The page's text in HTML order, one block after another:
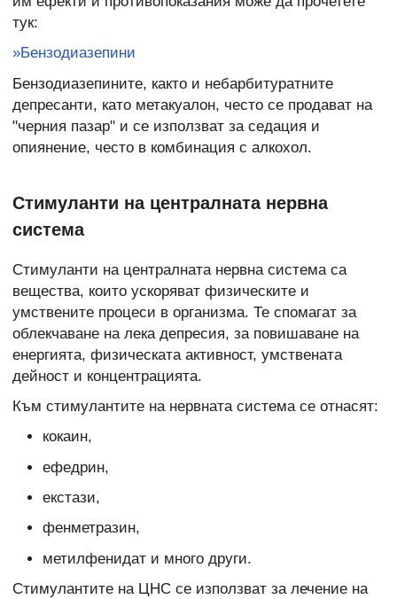
тук:
»Бензодиазепини
Бензодиазепините, както и небарбитуратните
депресанти, като метакуалон, често се продават на
"черния пазар" и се използват за седация и
опиянение, често в комбинация с алкохол.
Стимуланти на централната нервна
система
Стимуланти на централната нервна система са
вещества, които ускоряват физическите и
умствените процеси в организма. Те спомагат за
облекчаване на лека депресия, за повишаване на
енергията, физическата активност, умствената
дейност и концентрацията.
Към стимулантите на нервната система се отнасят:
кокаин,
ефедрин,
екстази,
фенметразин,
метилфенидат и много други.
Стимулантите на ЦНС се използват за лечение на